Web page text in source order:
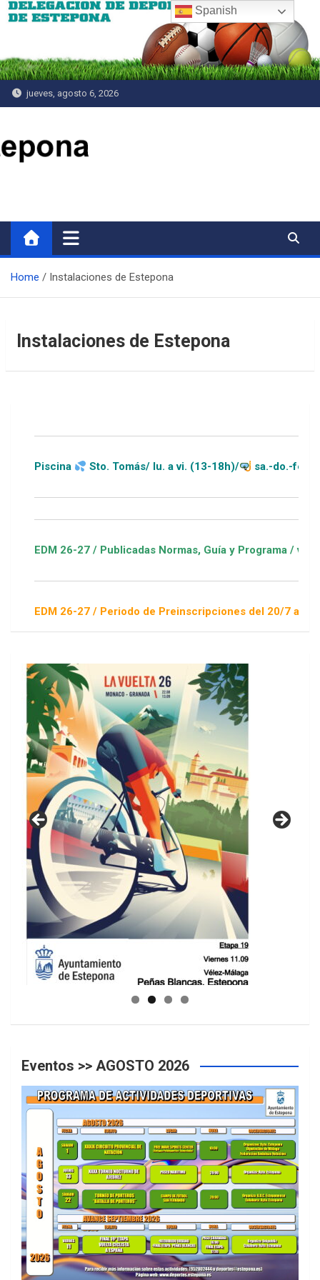
Saltar
jueves, agosto 6, 2026
Home Instalaciones de Estepona
Instalaciones de Estepona
Piscina Sto. Tomás/ lu. a vi. (13-18h)/ sa.-do.-festivos
EDM 26-27 / Publicadas Normas, Guía y Programa / ver
EDM 26-27 / Periodo de Preinscripciones del 20/7 al 16/8 /
GUIA DE INSTALACIONES DEPORTIVAS
Eventos >> AGOSTO 2026
Spanish